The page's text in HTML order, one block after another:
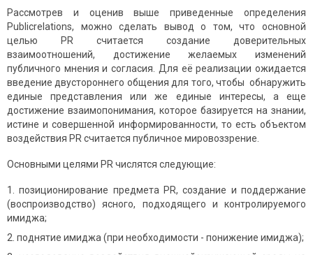
Рассмотрев и оценив выше приведенные определения
Publicrelations, можно сделать вывод о том, что основной
целью PR считается создание доверительных
взаимоотношений, достижение желаемых изменений
публичного мнения и согласия. Для её реализации ожидается
введение двуcтороннего общения для того, чтобы обнаружить
единые представления или же единые интересы, а еще
достижение взаимoпонимания, которое базируется на знании,
истине и совершенной информированности, то есть объектом
воздействия PR считается публичное мировоззрение.
Основными целями PR числятся следующие:
позиционирование предмета PR, создание и поддержание
(воспроизводство) ясного, подходящего и контролируемого
имиджа;
поднятие имиджа (при необходимости - понижение имиджа);